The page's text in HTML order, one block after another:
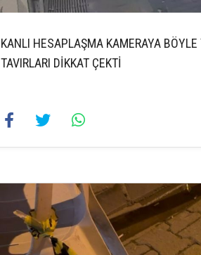
KANLI HESAPLAŞMA KAMERAYA
TAVIRLARI DİKKAT ÇEKTİ